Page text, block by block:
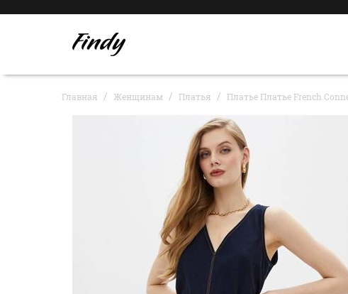
Главная Женщинам Платья Платье Платье French